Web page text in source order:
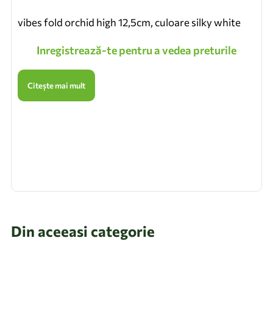
vibes fold orchid high 12,5cm, culoare silky white
Inregistrează-te pentru a vedea preturile
Citește mai mult
Din aceeasi categorie